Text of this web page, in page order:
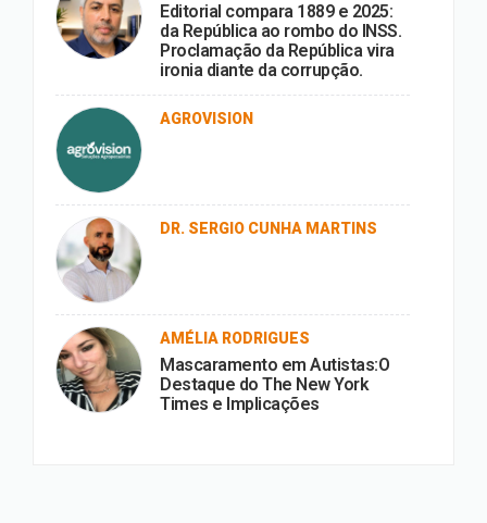
Editorial compara 1889 e 2025:
da República ao rombo do INSS.
Proclamação da República vira
ironia diante da corrupção.
AGROVISION
DR. SERGIO CUNHA MARTINS
AMÉLIA RODRIGUES
Mascaramento em Autistas:O
Destaque do The New York
Times e Implicações